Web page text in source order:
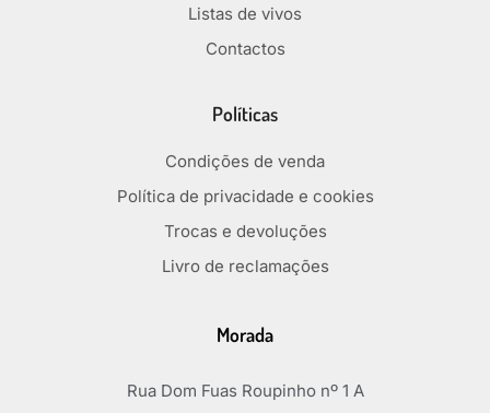
Listas de vivos
Contactos
Políticas
Condições de venda
Política de privacidade e cookies
Trocas e devoluções
Livro de reclamações
Morada
Rua Dom Fuas Roupinho nº 1 A